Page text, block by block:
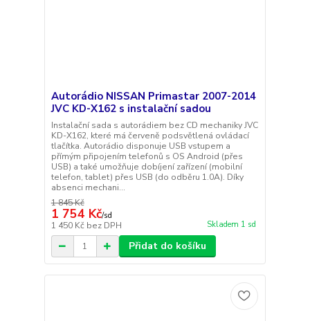
Autorádio NISSAN Primastar 2007-2014
JVC KD-X162 s instalační sadou
Instalační sada s autorádiem bez CD mechaniky JVC
KD-X162, které má červeně podsvětlená ovládací
tlačítka. Autorádio disponuje USB vstupem a
přímým připojením telefonů s OS Android (přes
USB) a také umožňuje dobíjení zařízení (mobilní
telefon, tablet) přes USB (do odběru 1.0A). Díky
absenci mechani...
1 845 Kč
1 754 Kč/sd
1 450 Kč bez DPH Skladem 1 sd
Přidat do košíku